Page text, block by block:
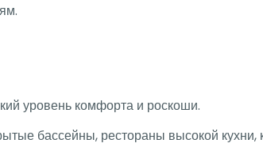
уровень комфорта и роскоши.
бассейны, рестораны высокой